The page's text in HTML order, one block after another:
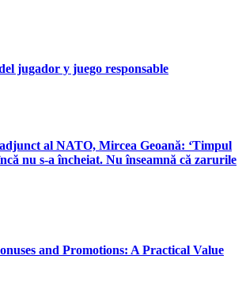
jugador y juego responsable
al NATO, Mircea Geoană: ‘Timpul
nu s-a încheiat. Nu înseamnă că zarurile
and Promotions: A Practical Value